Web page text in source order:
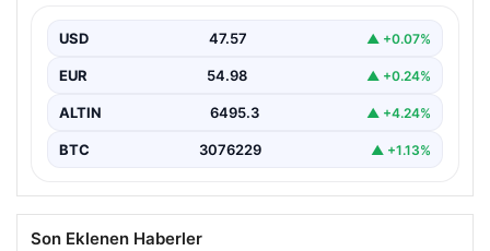
kaçakçılık ve organize suçlarla mücadele konularını ele
almak…
USD 47.57 ▲ +0.07%
EUR 54.98 ▲ +0.24%
ALTIN 6495.3 ▲ +4.24%
BTC 3076229 ▲ +1.13%
Son Eklenen Haberler